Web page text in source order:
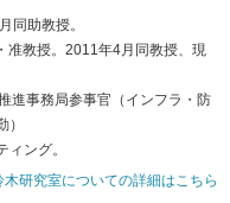
同助教授。
准教授。2011年4月同教授、現
進事務局参事官（インフラ・防
ング。
研究室についての詳細はこちら